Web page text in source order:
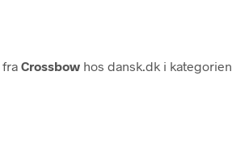
fra Crossbow hos dansk.dk i kategorien